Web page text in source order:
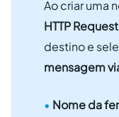
Ao criar uma
HTTP Request
destino e
mensagem
• Nome da